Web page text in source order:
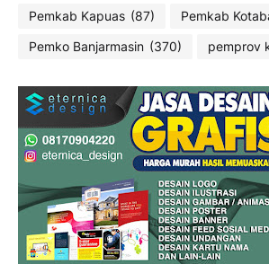
Pemkab Kapuas (87) Pemkab
Pemko Banjarmasin (370) pemprov